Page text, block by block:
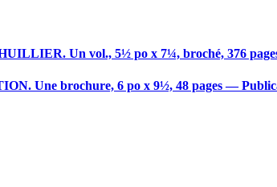
Un vol., 5½ po x 7¼, broché, 376
Une brochure, 6 po x 9½, 48 pages —